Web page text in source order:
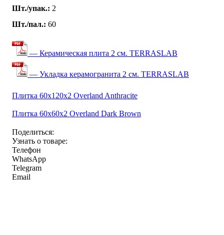
Шт./упак.: 2
Шт./пал.: 60
— Керамическая плита 2 см. TERRASLAB
— Укладка керамогранита 2 см. TERRASLAB
Плитка 60x120x2 Overland Anthracite
Плитка 60x60x2 Overland Dark Brown
Поделиться:
Узнать о товаре:
Телефон
WhatsApp
Telegram
Email